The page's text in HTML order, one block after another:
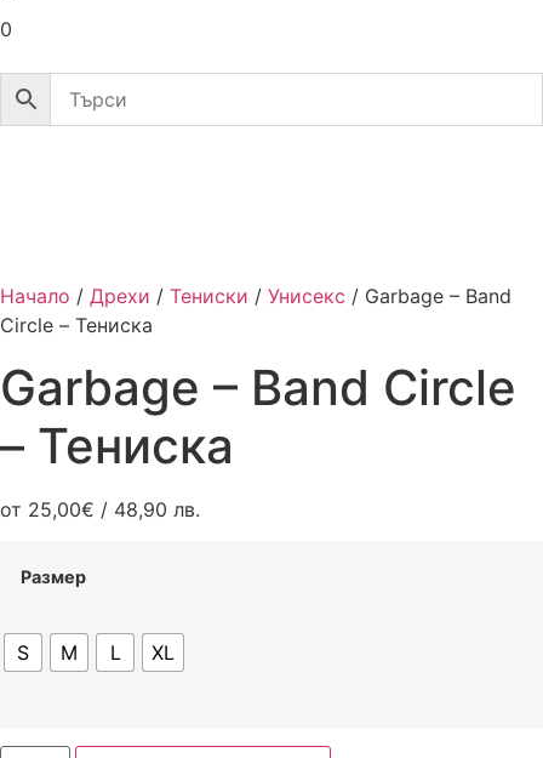
0
Начало / Дрехи / Тениски / Унисекс / Garbage – Band
Circle – Тениска
Garbage – Band Circle
– Тениска
от 25,00€ / 48,90 лв.
Размер
S M L XL